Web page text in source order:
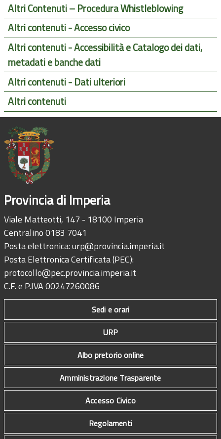
Altri Contenuti – Procedura Whistleblowing
Altri contenuti - Accesso civico
Altri contenuti - Accessibilità e Catalogo dei dati,
metadati e banche dati
Altri contenuti - Dati ulteriori
Altri contenuti
Provincia di Imperia
Viale Matteotti, 147 - 18100 Imperia
Centralino 0183 7041
Posta elettronica:urp@provincia.imperia.it
Posta Elettronica Certificata (PEC):
protocollo@pec.provincia.imperia.it
C.F. e P.IVA 00247260086
Sedi e orari
URP
Albo pretorio online
Amministrazione Trasparente
Accesso Civico
Regolamenti